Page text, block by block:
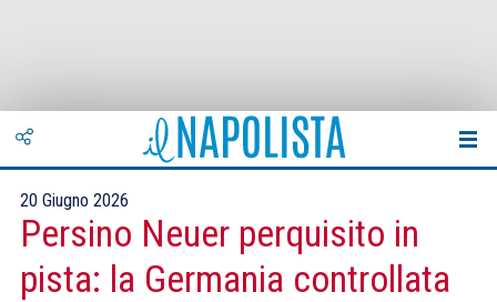
20 Giugno 2026
Persino Neuer perquisito in
pista: la Germania controllata